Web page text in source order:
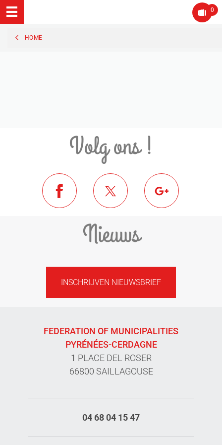
0
HOME
Volg ons !
Nieuws
INSCHRIJVEN NIEUWSBRIEF
FEDERATION OF MUNICIPALITIES
PYRÉNÉES-CERDAGNE
1 PLACE DEL ROSER
66800 SAILLAGOUSE
04 68 04 15 47